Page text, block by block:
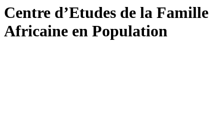
Centre d’Etudes de la Famille
Africaine en Population